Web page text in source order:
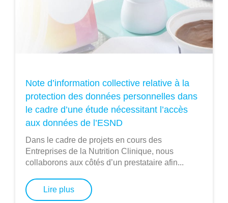
Note d’information collective relative à la
protection des données personnelles dans
le cadre d’une étude nécessitant l’accès
aux données de l’ESND
Dans le cadre de projets en cours des
Entreprises de la Nutrition Clinique, nous
collaborons aux côtés d’un prestataire afin...
Lire plus